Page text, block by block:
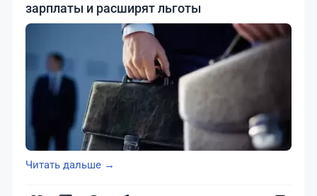
зарплаты и расширят льготы
Читать дальше →